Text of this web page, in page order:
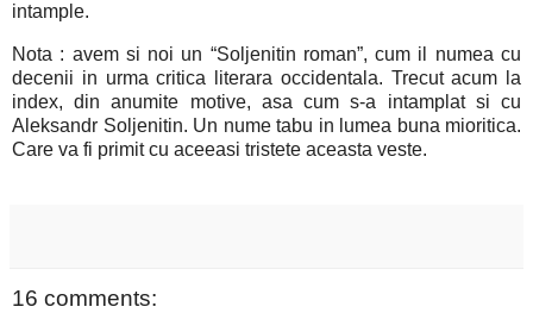
intample.
Nota : avem si noi un “Soljenitin roman”, cum il numea cu
decenii in urma critica literara occidentala. Trecut acum la
index, din anumite motive, asa cum s-a intamplat si cu
Aleksandr Soljenitin. Un nume tabu in lumea buna mioritica.
Care va fi primit cu aceeasi tristete aceasta veste.
16 comments: